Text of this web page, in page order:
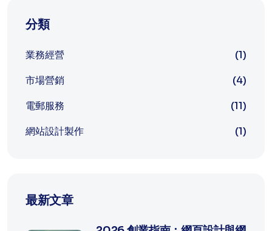
分類
業務經營
(1)
市場營銷
(4)
電郵服務
(11)
網站設計製作
(1)
最新文章